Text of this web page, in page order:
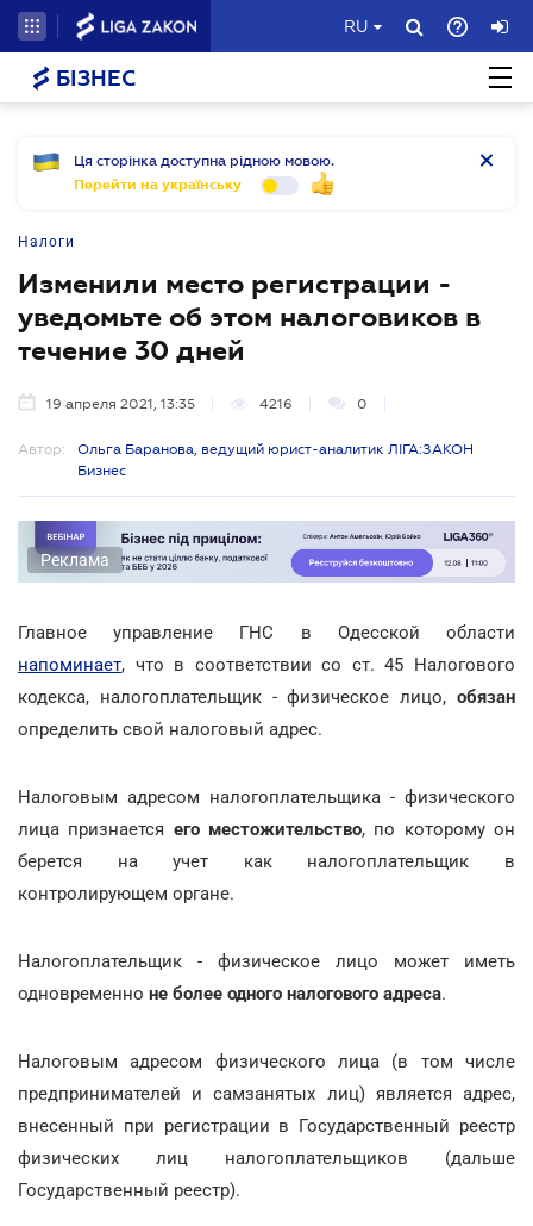
RU
БІЗНЕС
Ця сторінка доступна рідною мовою.
Перейти на українську
Налоги
Изменили место регистрации -
уведомьте об этом налоговиков в
течение 30 дней
19 апреля 2021, 13:35 4216 0
Автор:
Ольга Баранова, ведущий юрист-аналитик ЛІГА:ЗАКОН
Бизнес
Реклама
Главное управление ГНС в Одесской области
напоминает, что в соответствии со ст. 45 Налогового
кодекса, налогоплательщик - физическое лицо, обязан
определить свой налоговый адрес.
Налоговым адресом налогоплательщика - физического
лица признается его местожительство, по которому он
берется на учет как налогоплательщик в
контролирующем органе.
Налогоплательщик - физическое лицо может иметь
одновременно не более одного налогового адреса.
Налоговым адресом физического лица (в том числе
предпринимателей и самзанятых лиц) является адрес,
внесенный при регистрации в Государственный реестр
физических лиц налогоплательщиков (дальше
Государственный реестр).